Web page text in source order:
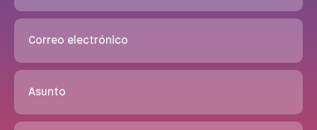
Correo electrónico
Asunto